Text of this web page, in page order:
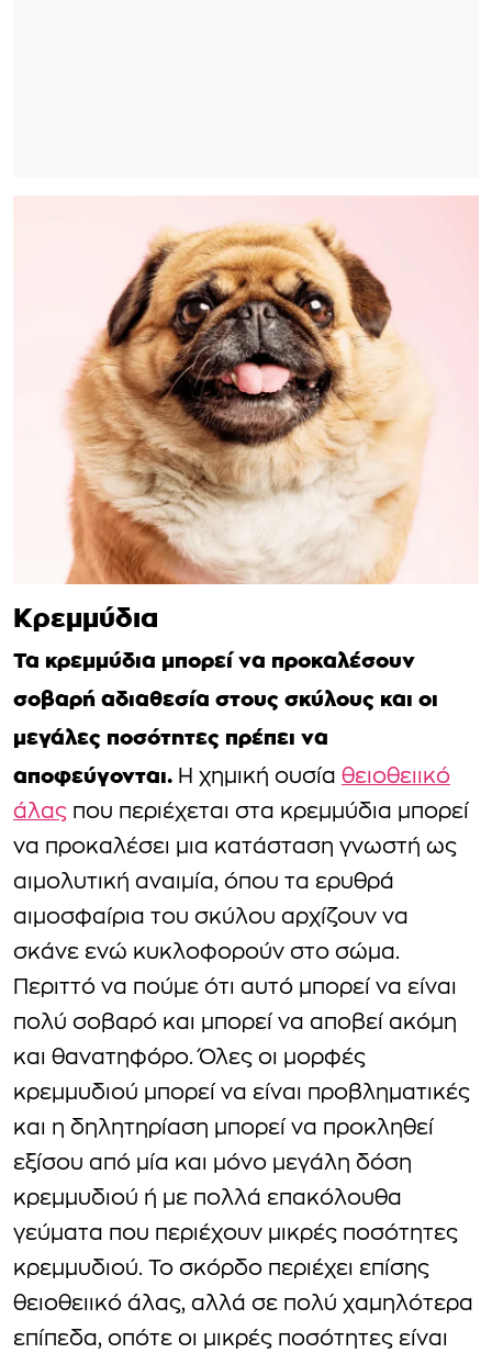
Κρεμμύδια
Τα κρεμμύδια μπορεί να προκαλέσουν
σοβαρή αδιαθεσία στους σκύλους και οι
μεγάλες ποσότητες πρέπει να
αποφεύγονται. Η χημική ουσία θειοθειικό
άλας που περιέχεται στα κρεμμύδια μπορεί
να προκαλέσει μια κατάσταση γνωστή ως
αιμολυτική αναιμία, όπου τα ερυθρά
αιμοσφαίρια του σκύλου αρχίζουν να
σκάνε ενώ κυκλοφορούν στο σώμα.
Περιττό να πούμε ότι αυτό μπορεί να είναι
πολύ σοβαρό και μπορεί να αποβεί ακόμη
και θανατηφόρο. Όλες οι μορφές
κρεμμυδιού μπορεί να είναι προβληματικές
και η δηλητηρίαση μπορεί να προκληθεί
εξίσου από μία και μόνο μεγάλη δόση
κρεμμυδιού ή με πολλά επακόλουθα
γεύματα που περιέχουν μικρές ποσότητες
κρεμμυδιού. Το σκόρδο περιέχει επίσης
θειοθειικό άλας, αλλά σε πολύ χαμηλότερα
επίπεδα, οπότε οι μικρές ποσότητες είναι